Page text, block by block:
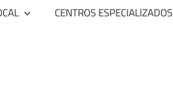
CENTROS ESPECIALIZADOS